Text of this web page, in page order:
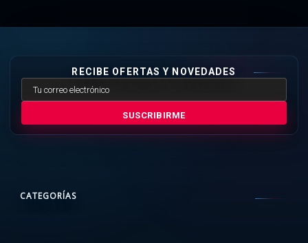
RECIBE OFERTAS Y NOVEDADES
SUSCRIBIRME
CATEGORÍAS